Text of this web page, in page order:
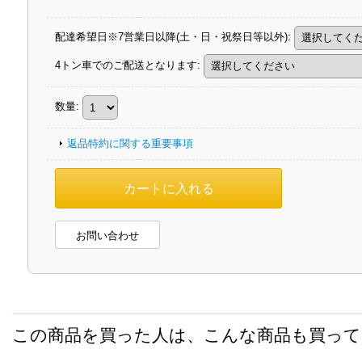
配達希望日※7営業日以降(土・日・祝祭日等以外):
4トン車でのご配送となります:
数量:
返品特約に関する重要事項
お問い合わせ
この商品を買った人は、こんな商品も買っ